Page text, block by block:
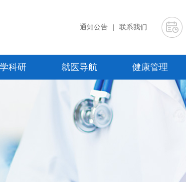
通知公告 联系我们
科研 就医导航 健康管理